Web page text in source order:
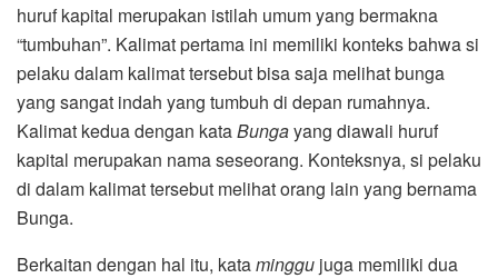
huruf kapital merupakan istilah umum yang bermakna
“tumbuhan”. Kalimat pertama ini memiliki konteks bahwa si
pelaku dalam kalimat tersebut bisa saja melihat bunga
yang sangat indah yang tumbuh di depan rumahnya.
Kalimat kedua dengan kataBungayang diawali huruf
kapital merupakan nama seseorang. Konteksnya, si pelaku
di dalam kalimat tersebut melihat orang lain yang bernama
Bunga.
Berkaitan dengan hal itu, kataminggu juga memiliki dua